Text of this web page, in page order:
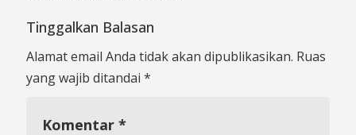
Tinggalkan Balasan
Alamat email Anda tidak akan dipublikasikan. Ruas
yang wajib ditandai *
Komentar *